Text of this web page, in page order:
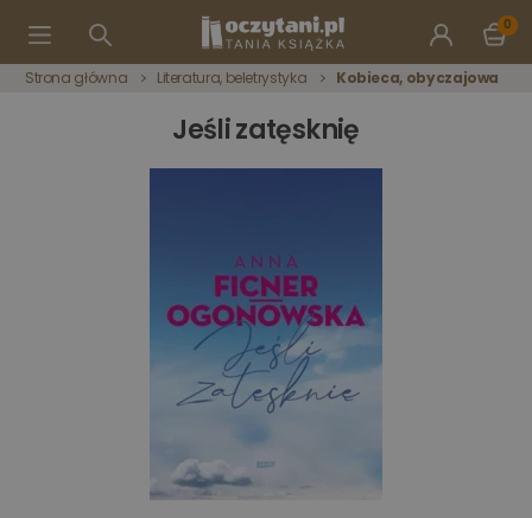
0
Strona główna Literatura, beletrystyka Kobieca, obyczajowa
Jeśli zatęsknię